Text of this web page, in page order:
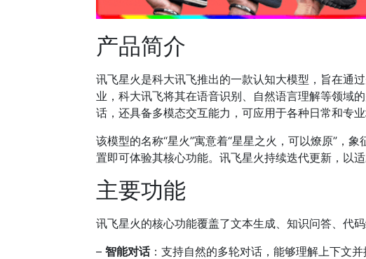
产品简介
讯飞星火是科大讯飞推出的一款认知大模型，旨在通
业，科大讯飞将其在语音识别、自然语言理解等领域
话，还具备多模态交互能力，可应用于各种日常和专
该模型的名称“星火”寓意着“星星之火，可以燎原”，
置即可体验其核心功能。讯飞星火持续迭代更新，以
主要功能
讯飞星火的核心功能覆盖了文本生成、知识问答、代
– 智能对话：支持自然的多轮对话，能够理解上下文